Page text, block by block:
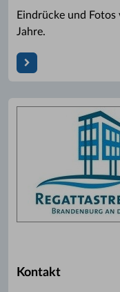
Eindrücke und
Jahre.
Kontakt